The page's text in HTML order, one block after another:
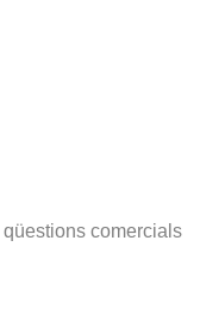
comercials